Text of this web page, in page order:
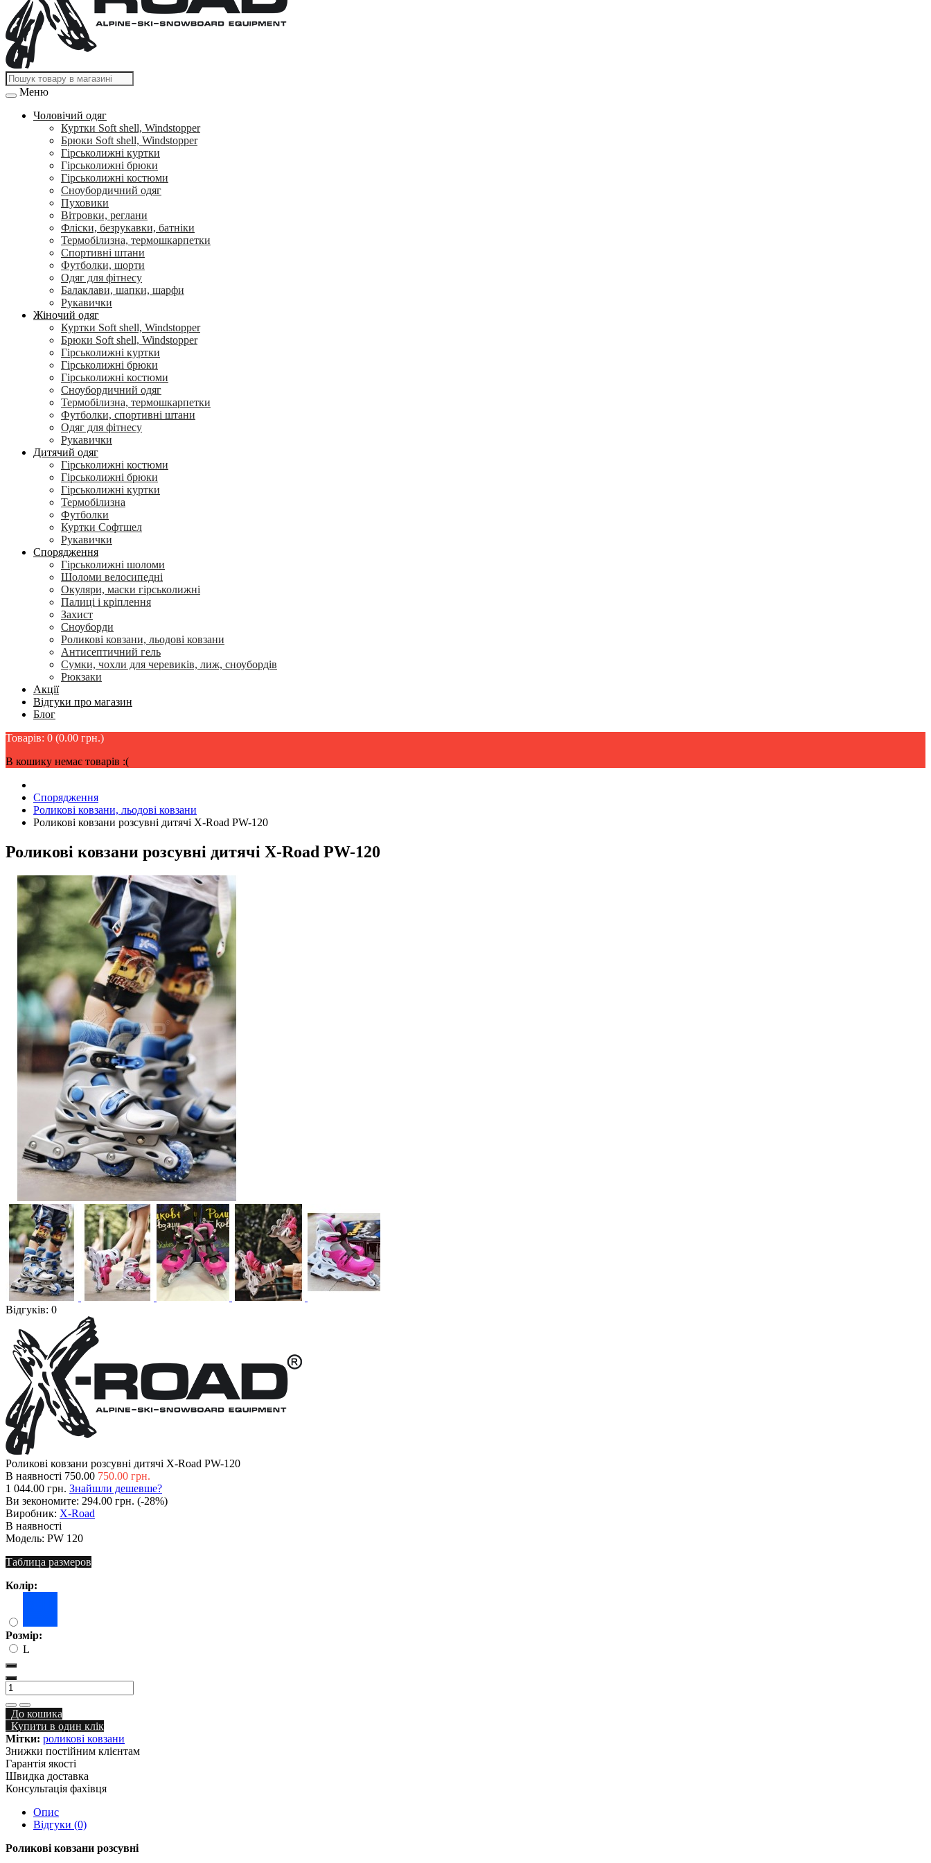
Меню
Чоловічий одяг
Куртки Soft shell, Windstopper
Брюки Soft shell, Windstopper
Гірськолижні куртки
Гірськолижні брюки
Гірськолижні костюми
Сноубордичний одяг
Пуховики
Вітровки, реглани
Фліски, безрукавки, батніки
Термобілизна, термошкарпетки
Спортивні штани
Футболки, шорти
Одяг для фітнесу
Балаклави, шапки, шарфи
Рукавички
Жіночий одяг
Куртки Soft shell, Windstopper
Брюки Soft shell, Windstopper
Гірськолижні куртки
Гірськолижні брюки
Гірськолижні костюми
Сноубордичний одяг
Термобілизна, термошкарпетки
Футболки, спортивні штани
Одяг для фітнесу
Рукавички
Дитячий одяг
Гірськолижні костюми
Гірськолижні брюки
Гірськолижні куртки
Термобілизна
Футболки
Куртки Софтшел
Рукавички
Спорядження
Гірськолижні шоломи
Шоломи велосипедні
Окуляри, маски гірськолижні
Палиці і кріплення
Захист
Сноуборди
Роликові ковзани, льодові ковзани
Антисептичний гель
Сумки, чохли для черевиків, лиж, сноубордів
Рюкзаки
Акції
Відгуки про магазин
Блог
Товарів: 0 (0.00 грн.)
В кошику немає товарів :(
Спорядження
Роликові ковзани, льодові ковзани
Роликові ковзани розсувні дитячі X-Road PW-120
Роликові ковзани розсувні дитячі X-Road PW-120
Відгуків: 0
Роликові ковзани розсувні дитячі X-Road PW-120
В наявності 750.00 750.00 грн.
1 044.00 грн. Знайшли дешевше?
Ви зекономите: 294.00 грн. (-28%)
Виробник: X-Road
В наявності
Модель: PW 120
Таблица размеров
Колір:
Розмір:
L
До кошика
Купити в один клік
Мітки: роликові ковзани
Знижки постійним клієнтам
Гарантія якості
Швидка доставка
Консультація фахівця
Опис
Відгуки (0)
Роликові ковзани розсувні